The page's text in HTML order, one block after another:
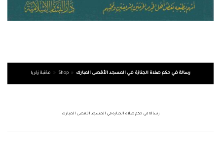
مكتبة زكريا » Shop » رسالة في حكم صلاة الجنازة في المسجد الأقصى المبارك
رسالة في حكم صلاة الجنازة في المسجد الأقصى المبارك